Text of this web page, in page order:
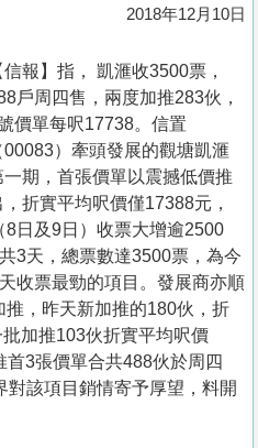
2018年12月10日
信報】指， 凱滙收3500票，
戶周四售，兩度加推283伙，
價單每呎17738。信置
00083）牽頭發展的觀塘凱滙
一期，首張價單以震撼低價推
，折實平均呎價僅17388元，
日及9日）收票大增逾2500
3天，總票數達3500票，為今
收票最勁的項目。發展商亦順
，昨天新加推的180伙，折
加推103伙折實平均呎價
3張價單合共488伙於周四
對該項目銷情寄予厚望，料開